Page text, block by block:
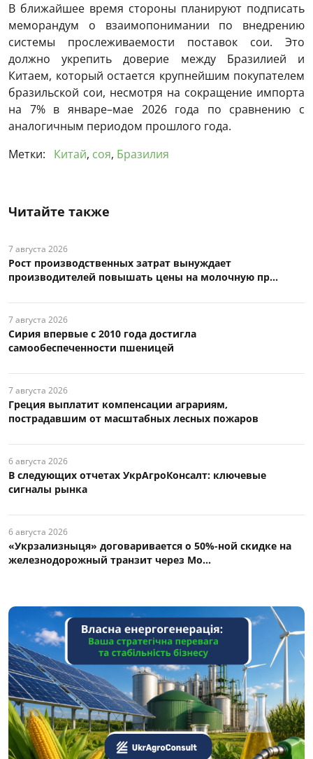
В ближайшее время стороны планируют подписать
меморандум о взаимопонимании по внедрению
системы прослеживаемости поставок сои. Это
должно укрепить доверие между Бразилией и
Китаем, который остается крупнейшим покупателем
бразильской сои, несмотря на сокращение импорта
на 7% в январе–мае 2026 года по сравнению с
аналогичным периодом прошлого года.
Метки:
Китай, соя, Бразилия
Читайте также
7 августа 2026
Рост производственных затрат вынуждает
производителей повышать цены на молочную пр...
7 августа 2026
Сирия впервые с 2010 года достигла
самообеспеченности пшеницей
7 августа 2026
Греция выплатит компенсации аграриям,
пострадавшим от масштабных лесных пожаров
6 августа 2026
В следующих отчетах УкрАгроКонсалт: ключевые
сигналы рынка
6 августа 2026
«Укрзализныця» договаривается о 50%-ной скидке на
железнодорожный транзит через Мо...